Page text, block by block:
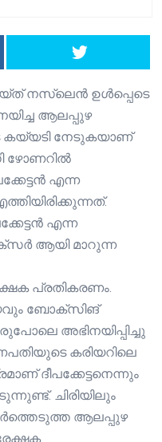
നസ്ലെൻ ഉൾപ്പെടെ
ആലപ്പുഴ
കയ്യടി നേടുകയാണ്
ഴോണറിൽ
എന്ന
എന്ന
ആയി മാറുന്ന
പ്രതികരണം.
ബോക്സിങ്
അഭിനയിപ്പിച്ചു
കരിയറിലെ
ദീപക്കേട്ടനെന്നും
ചിരിയിലും
ആലപ്പുഴ